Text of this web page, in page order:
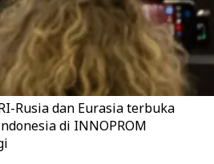
Rusia dan Eurasia terbuka
di INNOPROM